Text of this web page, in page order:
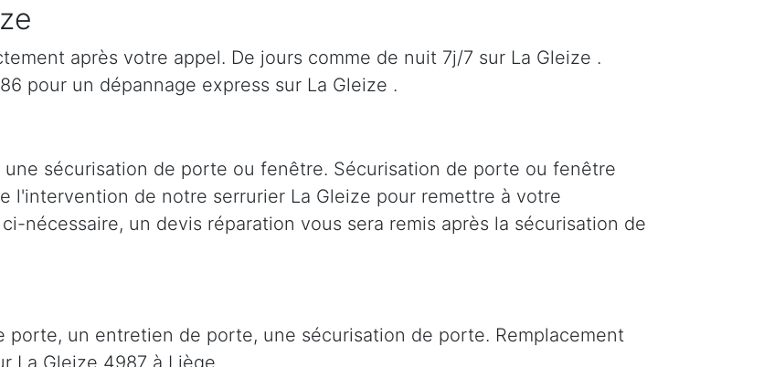
après votre appel. De jours comme de nuit 7j/7 sur La Gleize .
pour un dépannage express sur La Gleize .
sécurisation de porte ou fenêtre. Sécurisation de porte ou fenêtre
l'intervention de notre serrurier La Gleize pour remettre à votre
nécessaire, un devis réparation vous sera remis après la sécurisation de
porte, un entretien de porte, une sécurisation de porte. Remplacement
La Gleize 4987 à Liège.